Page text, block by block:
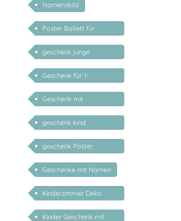
Namensbild
Poster Ballett für
Mädchen
geschenk junge
mädchen
Geschenk für 1-
jährige/2-jährige/3-
jährige
Geschenk mit
persönlichem Namen
geschenk kind
personalisiert
geschenk Poster
personalisiert mädchen
Geschenke mit Namen
Kinderzimmer Deko
Geschenk
Kinder Geschenk mit